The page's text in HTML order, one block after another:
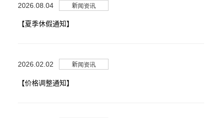
2026.08.04 新闻资讯
【夏季休假通知】
2026.02.02 新闻资讯
【价格调整通知】